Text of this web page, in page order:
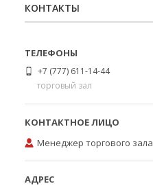
КОНТАКТЫ
+7 (777) 611-14-44
торговый зал
Менеджер торгового зала